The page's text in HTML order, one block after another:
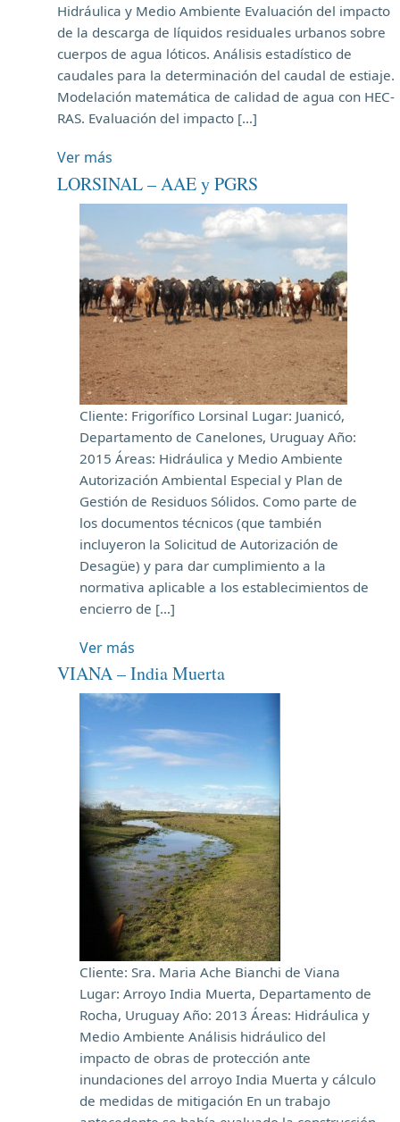
Hidráulica y Medio Ambiente Evaluación del impacto
de la descarga de líquidos residuales urbanos sobre
cuerpos de agua lóticos. Análisis estadístico de
caudales para la determinación del caudal de estiaje.
Modelación matemática de calidad de agua con HEC-
RAS. Evaluación del impacto […]
Ver más
LORSINAL – AAE y PGRS
Cliente: Frigorífico Lorsinal Lugar: Juanicó,
Departamento de Canelones, Uruguay Año:
2015 Áreas: Hidráulica y Medio Ambiente
Autorización Ambiental Especial y Plan de
Gestión de Residuos Sólidos. Como parte de
los documentos técnicos (que también
incluyeron la Solicitud de Autorización de
Desagüe) y para dar cumplimiento a la
normativa aplicable a los establecimientos de
encierro de […]
Ver más
VIANA – India Muerta
Cliente: Sra. Maria Ache Bianchi de Viana
Lugar: Arroyo India Muerta, Departamento de
Rocha, Uruguay Año: 2013 Áreas: Hidráulica y
Medio Ambiente Análisis hidráulico del
impacto de obras de protección ante
inundaciones del arroyo India Muerta y cálculo
de medidas de mitigación En un trabajo